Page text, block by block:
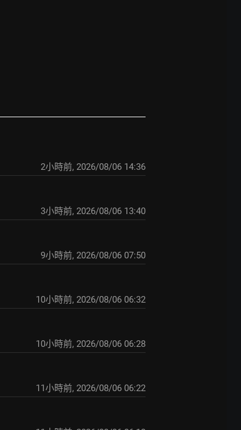
2小時前, 2026/08/06 14:36
3小時前, 2026/08/06 13:40
9小時前, 2026/08/06 07:50
10小時前, 2026/08/06 06:32
10小時前, 2026/08/06 06:28
11小時前, 2026/08/06 06:22